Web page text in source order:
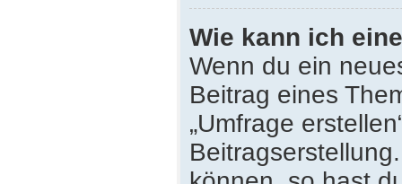
Wie kann ich
Wenn du ein
Beitrag eines
„Umfrage